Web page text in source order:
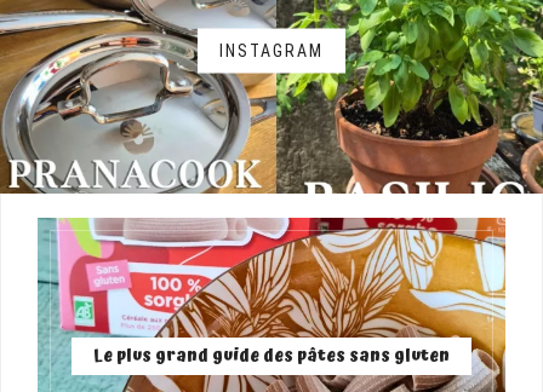
INSTAGRAM
Le plus grand guide des pâtes sans gluten